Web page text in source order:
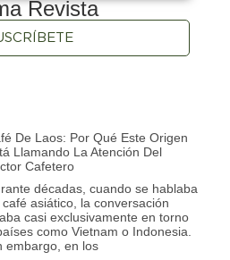
Revista
De Laos: Por Qué Este Origen
Llamando La Atención Del
Cafetero
décadas, cuando se hablaba
café asiático, la conversación
casi exclusivamente en torno
como Vietnam o Indonesia.
embargo, en los